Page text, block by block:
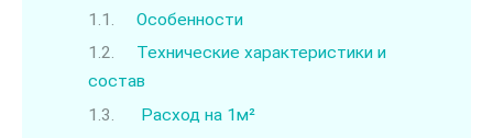
Особенности
Технические характеристики и
состав
Расход на 1м²